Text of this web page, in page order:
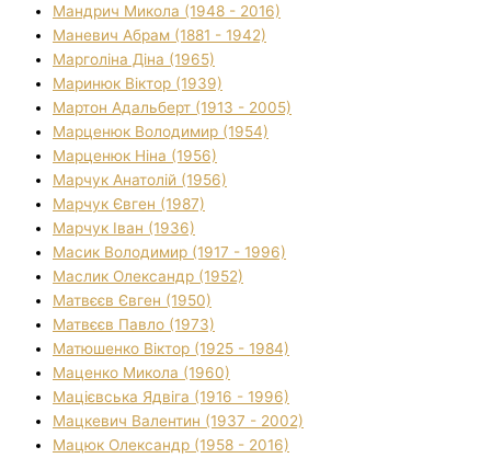
Мандрич Микола (1948 - 2016)
Маневич Абрам (1881 - 1942)
Марголіна Діна (1965)
Маринюк Віктор (1939)
Мартон Адальберт (1913 - 2005)
Марценюк Володимир (1954)
Марценюк Ніна (1956)
Марчук Анатолій (1956)
Марчук Євген (1987)
Марчук Іван (1936)
Масик Володимир (1917 - 1996)
Маслик Олександр (1952)
Матвєєв Євген (1950)
Матвєєв Павло (1973)
Матюшенко Віктор (1925 - 1984)
Маценко Микола (1960)
Мацієвська Ядвіга (1916 - 1996)
Мацкевич Валентин (1937 - 2002)
Мацюк Олександр (1958 - 2016)